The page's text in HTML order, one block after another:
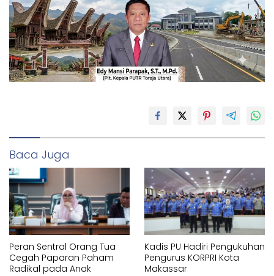
Baca Juga
Peran Sentral Orang Tua
Cegah Paparan Paham
Radikal pada Anak
Kadis PU Hadiri Pengukuhan
Pengurus KORPRI Kota
Makassar